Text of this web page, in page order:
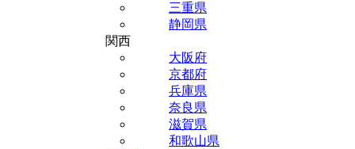
三重県
静岡県
関西
大阪府
京都府
兵庫県
奈良県
滋賀県
和歌山県